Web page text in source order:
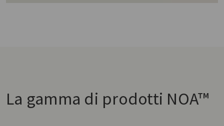
La gamma di prodotti NOA™